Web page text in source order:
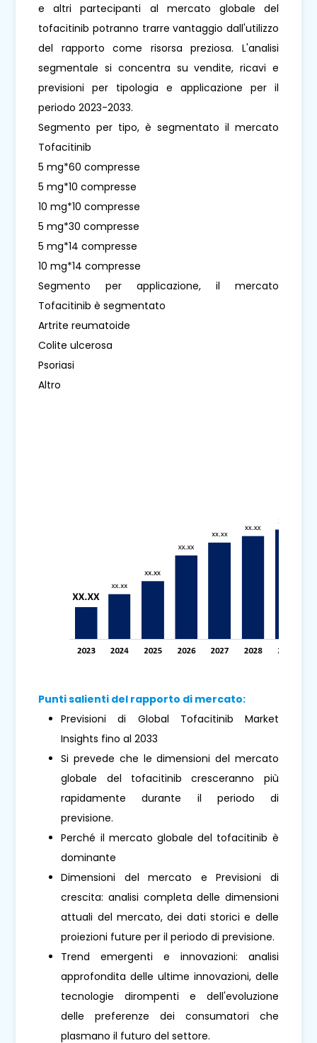
e altri partecipanti al mercato globale del
tofacitinib potranno trarre vantaggio dall'utilizzo
del rapporto come risorsa preziosa. L'analisi
segmentale si concentra su vendite, ricavi e
previsioni per tipologia e applicazione per il
periodo 2023-2033.
Segmento per tipo, è segmentato il mercato
Tofacitinib
5 mg*60 compresse
5 mg*10 compresse
10 mg*10 compresse
5 mg*30 compresse
5 mg*14 compresse
10 mg*14 compresse
Segmento per applicazione, il mercato
Tofacitinib è segmentato
Artrite reumatoide
Colite ulcerosa
Psoriasi
Altro
Punti salienti del rapporto di mercato:
Previsioni di Global Tofacitinib Market
Insights fino al 2033
Si prevede che le dimensioni del mercato
globale del tofacitinib cresceranno più
rapidamente durante il periodo di
previsione.
Perché il mercato globale del tofacitinib è
dominante
Dimensioni del mercato e Previsioni di
crescita: analisi completa delle dimensioni
attuali del mercato, dei dati storici e delle
proiezioni future per il periodo di previsione.
Trend emergenti e innovazioni: analisi
approfondita delle ultime innovazioni, delle
tecnologie dirompenti e dell'evoluzione
delle preferenze dei consumatori che
plasmano il futuro del settore.